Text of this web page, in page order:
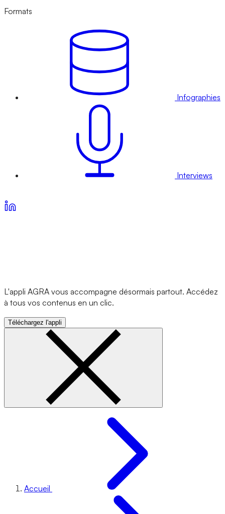
Formats
Infographies
Interviews
L'appli AGRA vous accompagne désormais partout. Accédez
à tous vos contenus en un clic.
Téléchargez l'appli
Accueil